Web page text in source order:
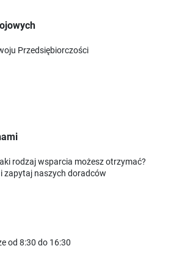
Przedsiębiorczości
rodzaj wsparcia możesz otrzymać?
zapytaj naszych doradców
od 8:30 do 16:30